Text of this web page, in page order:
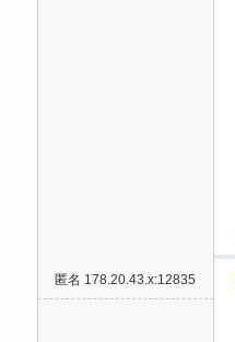
匿名 178.20.43.x:12835